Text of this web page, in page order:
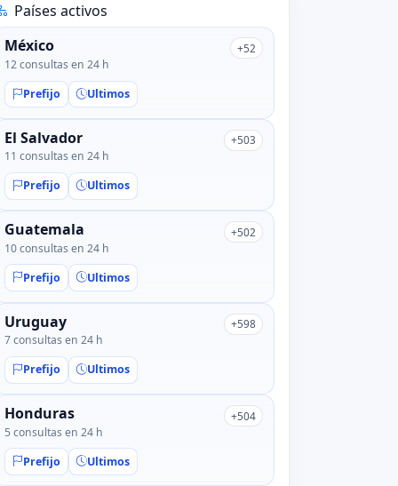
Países activos
México
12 consultas en 24 h
+52
Prefijo Ultimos
El Salvador
11 consultas en 24 h
+503
Prefijo Ultimos
Guatemala
10 consultas en 24 h
+502
Prefijo Ultimos
Uruguay
7 consultas en 24 h
+598
Prefijo Ultimos
Honduras
5 consultas en 24 h
+504
Prefijo Ultimos